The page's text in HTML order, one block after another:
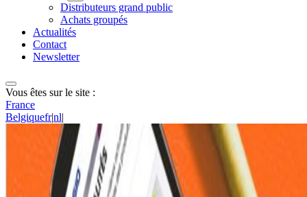
Distributeurs grand public
Achats groupés
Actualités
Contact
Newsletter
Vous êtes sur le site :
France
Belgiquefr|nl|